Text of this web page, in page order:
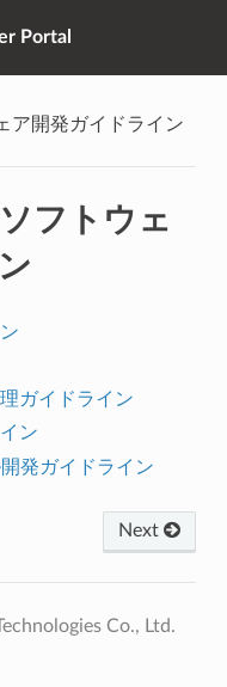
Portal
ア開発ガイドライン
フトウェ
ガイドライン
ン
発ガイドライン
Next
Co., Ltd.